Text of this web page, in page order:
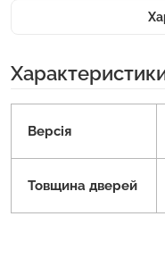
Версія
Товщина дверей